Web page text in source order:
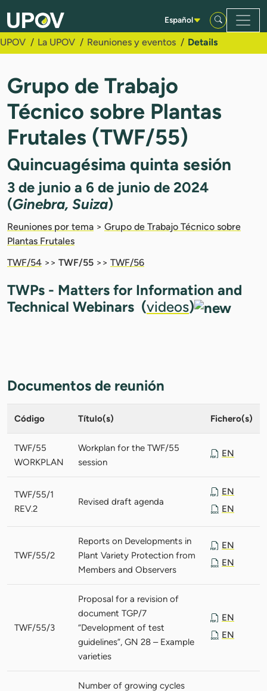
Saltar al contenido principal
Español
UPOV La UPOV Reuniones y eventos Details
Grupo de Trabajo
Técnico sobre Plantas
Frutales (TWF/55)
Quincuagésima quinta sesión
3 de junio a 6 de junio de 2024
(Ginebra, Suiza)
Reuniones por tema > Grupo de Trabajo Técnico sobre
Plantas Frutales
TWF/54 >> TWF/55 >> TWF/56
TWPs - Matters for Information and
Technical Webinars (videos)
Documentos de reunión
Código Título(s) Fichero(s)
TWF/55
WORKPLAN
Workplan for the TWF/55
session
EN
TWF/55/1
REV.2
Revised draft agenda
EN
EN
TWF/55/2
Reports on Developments in
Plant Variety Protection from
Members and Observers
EN
EN
TWF/55/3
Proposal for a revision of
document TGP/7
“Development of test
guidelines”, GN 28 – Example
varieties
EN
EN
Number of growing cycles